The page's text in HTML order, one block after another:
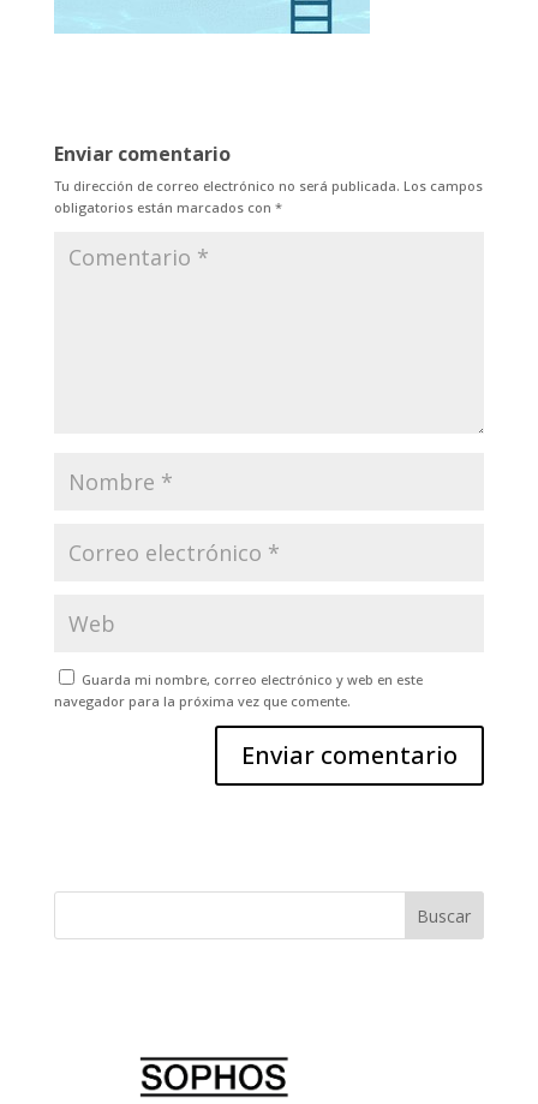
Enviar comentario
Tu dirección de correo electrónico no será publicada. Los campos
obligatorios están marcados con *
Guarda mi nombre, correo electrónico y web en este
navegador para la próxima vez que comente.